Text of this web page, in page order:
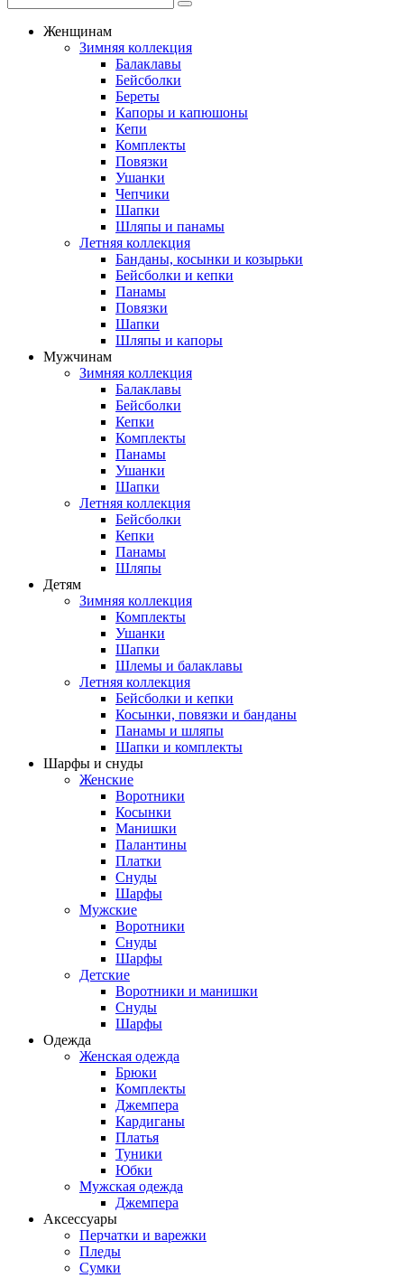
Женщинам
Зимняя коллекция
Балаклавы
Бейсболки
Береты
Капоры и капюшоны
Кепи
Комплекты
Повязки
Ушанки
Чепчики
Шапки
Шляпы и панамы
Летняя коллекция
Банданы, косынки и козырьки
Бейсболки и кепки
Панамы
Повязки
Шапки
Шляпы и капоры
Мужчинам
Зимняя коллекция
Балаклавы
Бейсболки
Кепки
Комплекты
Панамы
Ушанки
Шапки
Летняя коллекция
Бейсболки
Кепки
Панамы
Шляпы
Детям
Зимняя коллекция
Комплекты
Ушанки
Шапки
Шлемы и балаклавы
Летняя коллекция
Бейсболки и кепки
Косынки, повязки и банданы
Панамы и шляпы
Шапки и комплекты
Шарфы и снуды
Женские
Воротники
Косынки
Манишки
Палантины
Платки
Снуды
Шарфы
Мужские
Воротники
Снуды
Шарфы
Детские
Воротники и манишки
Снуды
Шарфы
Одежда
Женская одежда
Брюки
Комплекты
Джемпера
Кардиганы
Платья
Туники
Юбки
Мужская одежда
Джемпера
Аксессуары
Перчатки и варежки
Пледы
Сумки